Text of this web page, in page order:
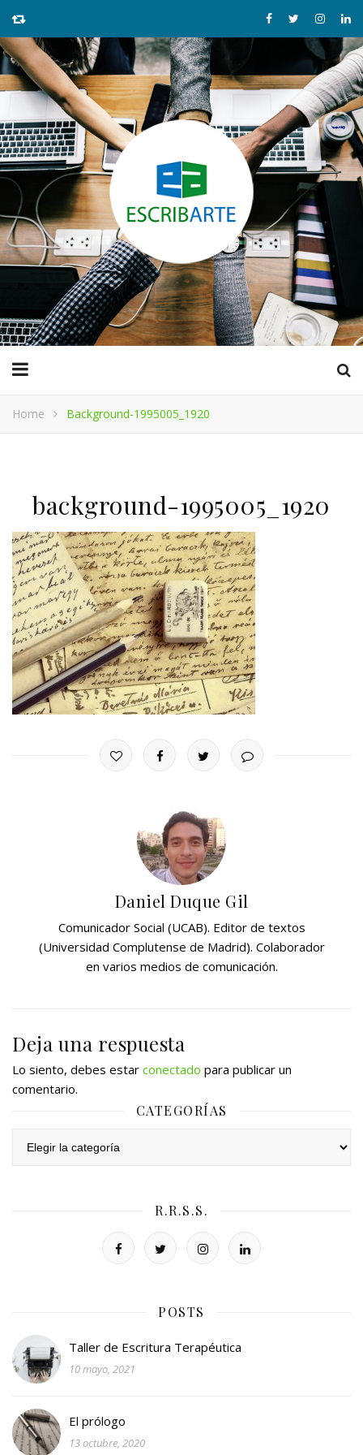
Home Background-1995005_1920
background-1995005_1920
Daniel Duque Gil
Comunicador Social (UCAB). Editor de textos
(Universidad Complutense de Madrid). Colaborador
en varios medios de comunicación.
Deja una respuesta
Lo siento, debes estar conectado para publicar un
comentario.
CATEGORÍAS
R.R.S.S.
POSTS
Taller de Escritura Terapéutica
10 mayo, 2021
El prólogo
13 octubre, 2020